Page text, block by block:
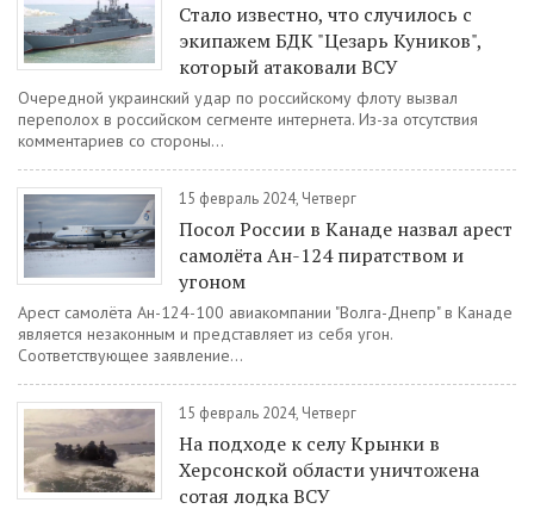
Стало известно, что случилось с
экипажем БДК "Цезарь Куников",
который атаковали ВСУ
Очередной украинский удар по российскому флоту вызвал
переполох в российском сегменте интернета. Из-за отсутствия
комментариев со стороны...
15 февраль 2024, Четверг
Посол России в Канаде назвал арест
самолёта Ан-124 пиратством и
угоном
Арест самолёта Ан-124-100 авиакомпании "Волга-Днепр" в Канаде
является незаконным и представляет из себя угон.
Соответствующее заявление...
15 февраль 2024, Четверг
На подходе к селу Крынки в
Херсонской области уничтожена
сотая лодка ВСУ